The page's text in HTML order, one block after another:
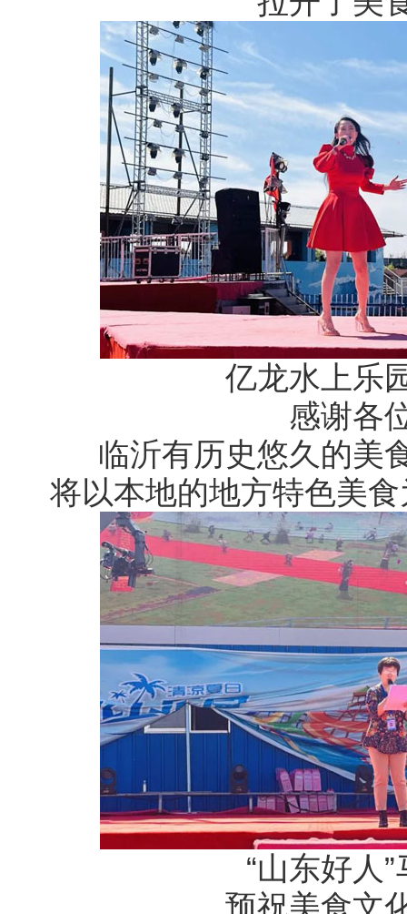
亿龙水上乐
感谢各
临沂有历史悠久的美
将以本地的地方特色美
“山东好人
预祝美食文